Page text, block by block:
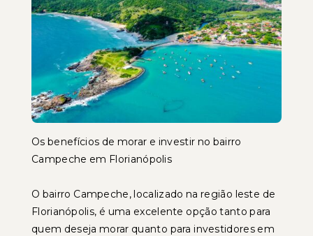
Os benefícios de morar e investir no bairro
Campeche em Florianópolis
O bairro Campeche, localizado na região leste de
Florianópolis, é uma excelente opção tanto para
quem deseja morar quanto para investidores em